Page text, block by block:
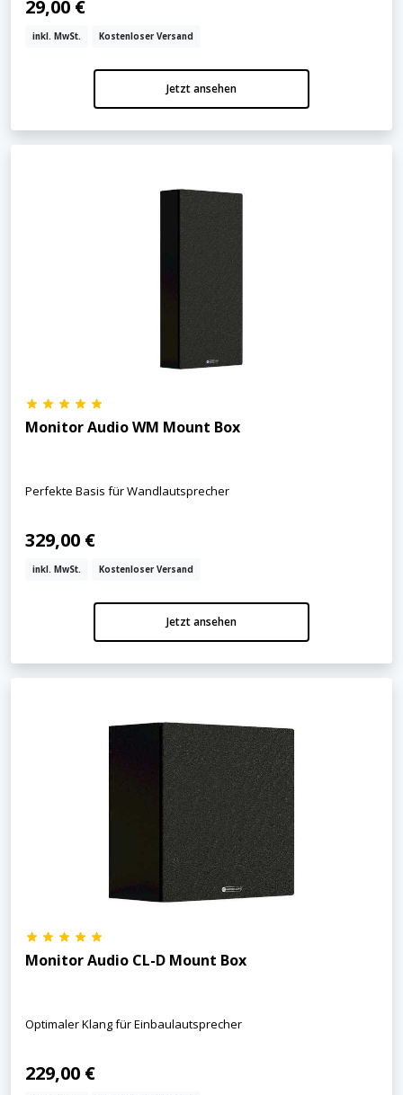
29,00 €
inkl. MwSt. Kostenloser Versand
Jetzt ansehen
Monitor Audio WM Mount Box
Perfekte Basis für Wandlautsprecher
329,00 €
inkl. MwSt. Kostenloser Versand
Jetzt ansehen
Monitor Audio CL-D Mount Box
Optimaler Klang für Einbaulautsprecher
229,00 €